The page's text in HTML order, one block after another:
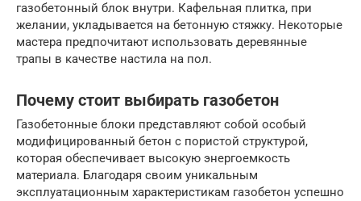
газобетонный блок внутри. Кафельная плитка, при
желании, укладывается на бетонную стяжку. Некоторые
мастера предпочитают использовать деревянные
трапы в качестве настила на пол.
Почему стоит выбирать газобетон
Газобетонные блоки представляют собой особый
модифицированный бетон с пористой структурой,
которая обеспечивает высокую энергоемкость
материала. Благодаря своим уникальным
эксплуатационным характеристикам газобетон успешно